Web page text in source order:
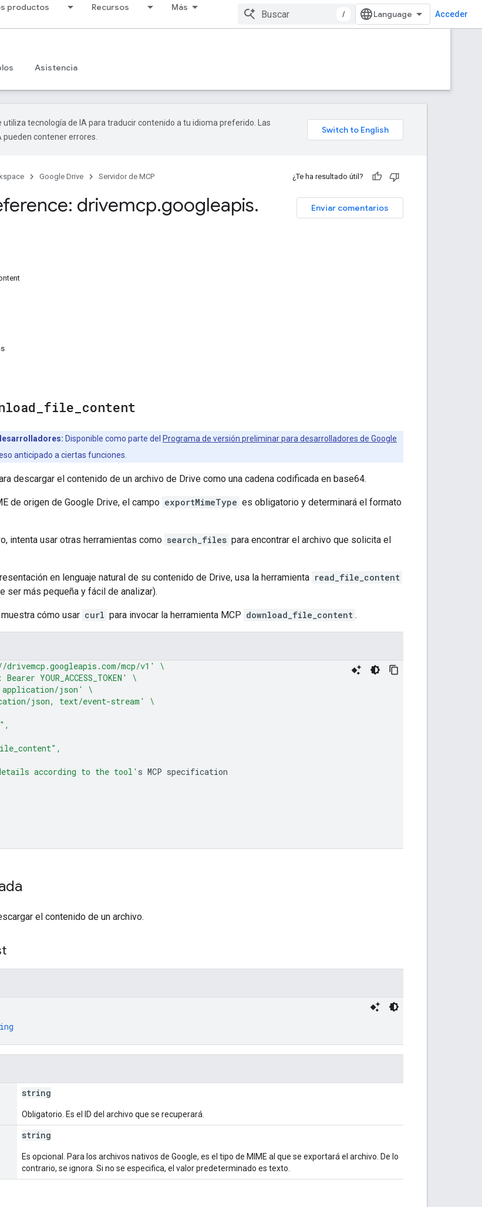
productos Recursos Más
/ Acceder
Asistencia
utiliza tecnología de IA para traducir contenido a tu idioma preferido. Las
pueden contener errores.
Google Drive Servidor de MCP ¿Te ha resultado útil?
Enviar comentarios
drivemcp.googleapis.
file content
Disponible como parte del Programa de versión preliminar para desarrolladores de Google
anticipado a ciertas funciones.
descargar el contenido de un archivo de Drive como una cadena codificada en base64.
de origen de Google Drive, el campo exportMimeType es obligatorio y determinará el formato
intenta usar otras herramientas como search_files para encontrar el archivo que solicita el
en lenguaje natural de su contenido de Drive, usa la herramienta read_file_content
ser más pequeña y fácil de analizar).
cómo usar curl para invocar la herramienta MCP download_file_content .
mcp/v1'
\
YOUR_ACCESS_TOKEN'
\
json'
\
json, text/event-stream'
\
according to the tool'
s MCP
el contenido de un archivo.
string
Obligatorio. Es el ID del archivo que se recuperará.
string
Es opcional. Para los archivos nativos de Google, es el tipo de MIME al que se exportará el archivo. De lo
contrario, se ignora. Si no se especifica, el valor predeterminado es texto.